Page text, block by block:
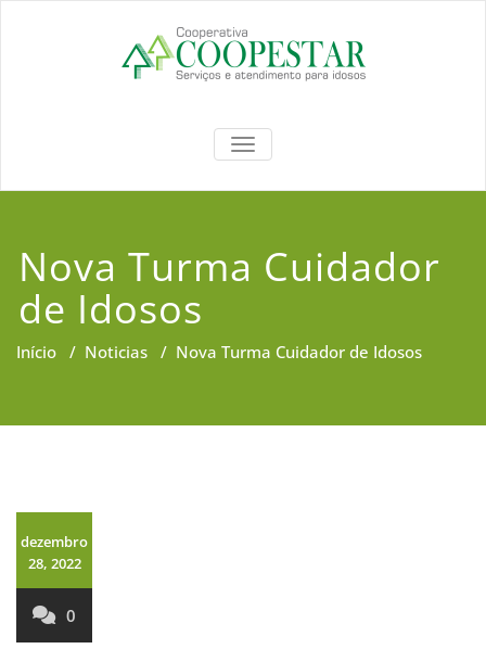
Coopestar
TOGGLE NAVIGATION
Nova Turma Cuidador
de Idosos
Início / Noticias / Nova Turma Cuidador de Idosos
dezembro
28, 2022
0